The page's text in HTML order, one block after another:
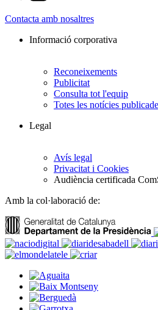
Contacta amb nosaltres
Informació corporativa
Reconeixements
Publicitat
Consulta tot l'equip
Totes les notícies
Legal
Avís legal
Privacitat i Cookies
Audiència certificada
Amb la col·laboració de: